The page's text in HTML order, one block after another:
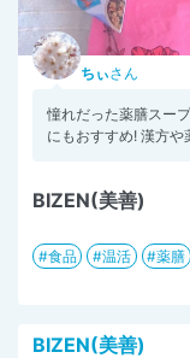
ちぃさん
憧れだった薬膳スー
にもおすすめ! 漢方や
BIZEN(美善)
食品 温活
薬膳
BIZEN(美善)